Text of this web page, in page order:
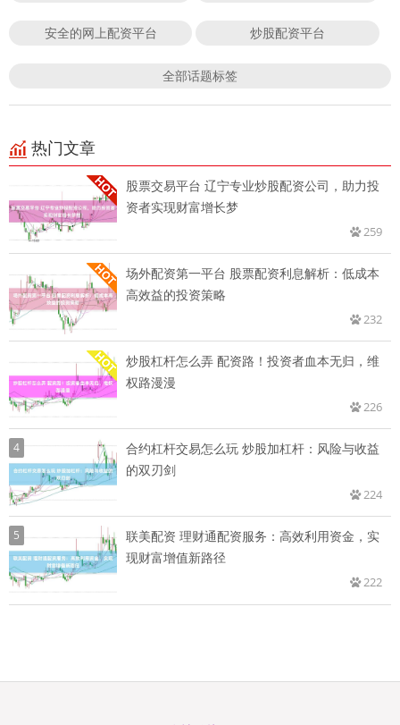
安全的网上配资平台 炒股配资平台
全部话题标签
热门文章
股票交易平台 辽宁专业炒股配资公司，助力投
资者实现财富增长梦
259
场外配资第一平台 股票配资利息解析：低成本
高效益的投资策略
232
炒股杠杆怎么弄 配资路！投资者血本无归，维
权路漫漫
226
4
合约杠杆交易怎么玩 炒股加杠杆：风险与收益
的双刃剑
224
5
联美配资 理财通配资服务：高效利用资金，实
现财富增值新路径
222